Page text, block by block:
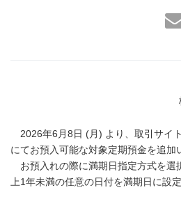
2026年6月8日 (月) より、取引サイ
にてお預入可能な対象定期預金を追加
お預入れの際に満期日指定方式を選
上1年未満の任意の日付を満期日に設